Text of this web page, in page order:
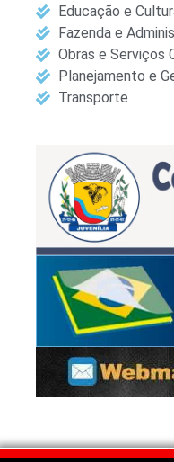
Educação e
Fazenda e
Obras e Serviços
Planejamento e
Transporte